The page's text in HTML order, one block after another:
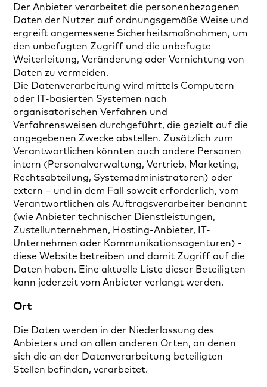
Der Anbieter verarbeitet die personenbezogenen
Daten der Nutzer auf ordnungsgemäße Weise und
ergreift angemessene Sicherheitsmaßnahmen, um
den unbefugten Zugriff und die unbefugte
Weiterleitung, Veränderung oder Vernichtung von
Daten zu vermeiden.
Die Datenverarbeitung wird mittels Computern
oder IT-basierten Systemen nach
organisatorischen Verfahren und
Verfahrensweisen durchgeführt, die gezielt auf die
angegebenen Zwecke abstellen. Zusätzlich zum
Verantwortlichen könnten auch andere Personen
intern (Personalverwaltung, Vertrieb, Marketing,
Rechtsabteilung, Systemadministratoren) oder
extern – und in dem Fall soweit erforderlich, vom
Verantwortlichen als Auftragsverarbeiter benannt
(wie Anbieter technischer Dienstleistungen,
Zustellunternehmen, Hosting-Anbieter, IT-
Unternehmen oder Kommunikationsagenturen) -
diese Website betreiben und damit Zugriff auf die
Daten haben. Eine aktuelle Liste dieser Beteiligten
kann jederzeit vom Anbieter verlangt werden.
Ort
Die Daten werden in der Niederlassung des
Anbieters und an allen anderen Orten, an denen
sich die an der Datenverarbeitung beteiligten
Stellen befinden, verarbeitet.